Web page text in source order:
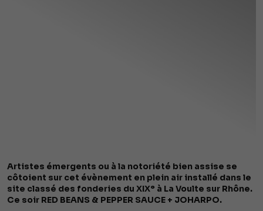
Artistes émergents ou à la notoriété bien assise se
côtoient sur cet évènement en plein air installé dans le
site classé des fonderies du XIX° à La Voulte sur Rhône.
Ce soir RED BEANS & PEPPER SAUCE + JOHARPO.